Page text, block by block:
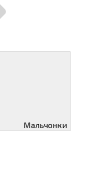
Мальчонки